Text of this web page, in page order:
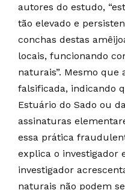
autores do estudo,
tão elevado e
conchas destas
locais, funcionando
naturais”. Mesmo que
falsificada, indicando
Estuário do Sado ou
assinaturas
essa prática
explica o investigador
investigador
naturais não podem